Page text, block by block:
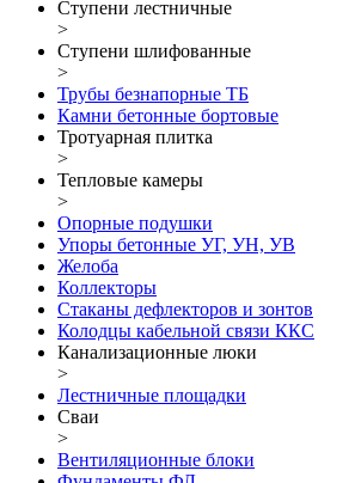
Ступени лестничные
>
Ступени шлифованные
>
Трубы безнапорные ТБ
Камни бетонные бортовые
Тротуарная плитка
>
Тепловые камеры
>
Опорные подушки
Упоры бетонные УГ, УН, УВ
Желоба
Коллекторы
Стаканы дефлекторов и зонтов
Колодцы кабельной связи ККС
Канализационные люки
>
Лестничные площадки
Сваи
>
Вентиляционные блоки